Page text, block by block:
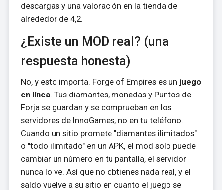
descargas y una valoración en la tienda de
alrededor de 4,2.
¿Existe un MOD real? (una
respuesta honesta)
No, y esto importa. Forge of Empires es un juego
en línea. Tus diamantes, monedas y Puntos de
Forja se guardan y se comprueban en los
servidores de InnoGames, no en tu teléfono.
Cuando un sitio promete "diamantes ilimitados"
o "todo ilimitado" en un APK, el mod solo puede
cambiar un número en tu pantalla, el servidor
nunca lo ve. Así que no obtienes nada real, y el
saldo vuelve a su sitio en cuanto el juego se